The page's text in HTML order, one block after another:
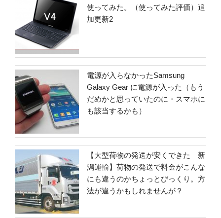
使ってみた。（使ってみた評価）追
加更新2
電源が入らなかったSamsung
Galaxy Gear に電源が入った（もう
だめかと思っていたのに・スマホに
も該当するかも）
【大型荷物の発送が安くできた 新
潟運輸】荷物の発送で料金がこんな
にも違うのかちょっとびっくり。方
法が違うかもしれませんが？